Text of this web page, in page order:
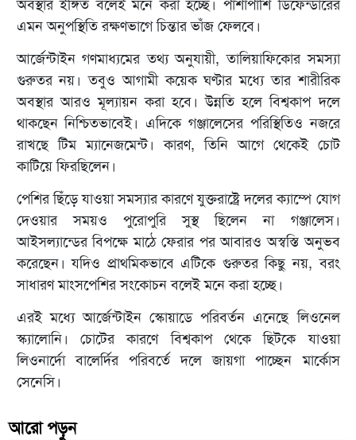
অবস্থার ইঙ্গিত বলেই মনে করা হচ্ছে। পাশাপাশি ডিফেন্ডারের
এমন অনুপস্থিতি রক্ষণভাগে চিন্তার ভাঁজ ফেলবে।
আর্জেন্টাইন গণমাধ্যমের তথ্য অনুযায়ী, তালিয়াফিকোর সমস্যা
গুরুতর নয়। তবুও আগামী কয়েক ঘণ্টার মধ্যে তার শারীরিক
অবস্থার আরও মূল্যায়ন করা হবে। উন্নতি হলে বিশ্বকাপ দলে
থাকছেন নিশ্চিতভাবেই। এদিকে গঞ্জালেসের পরিস্থিতিও নজরে
রাখছে টিম ম্যানেজমেন্ট। কারণ, তিনি আগে থেকেই চোট
কাটিয়ে ফিরছিলেন।
পেশির ছিঁড়ে যাওয়া সমস্যার কারণে যুক্তরাষ্ট্রে দলের ক্যাম্পে যোগ
দেওয়ার সময়ও পুরোপুরি সুস্থ ছিলেন না গঞ্জালেস।
আইসল্যান্ডের বিপক্ষে মাঠে ফেরার পর আবারও অস্বস্তি অনুভব
করেছেন। যদিও প্রাথমিকভাবে এটিকে গুরুতর কিছু নয়, বরং
সাধারণ মাংসপেশির সংকোচন বলেই মনে করা হচ্ছে।
এরই মধ্যে আর্জেন্টাইন স্কোয়াডে পরিবর্তন এনেছে লিওনেল
স্ক্যালোনি। চোটের কারণে বিশ্বকাপ থেকে ছিটকে যাওয়া
লিওনার্দো বালের্দির পরিবর্তে দলে জায়গা পাচ্ছেন মার্কোস
সেনেসি।
আরো পড়ুন